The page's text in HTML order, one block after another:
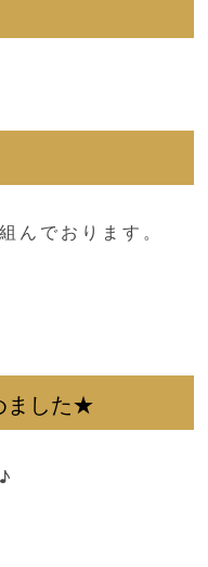
んでおります。
ました★